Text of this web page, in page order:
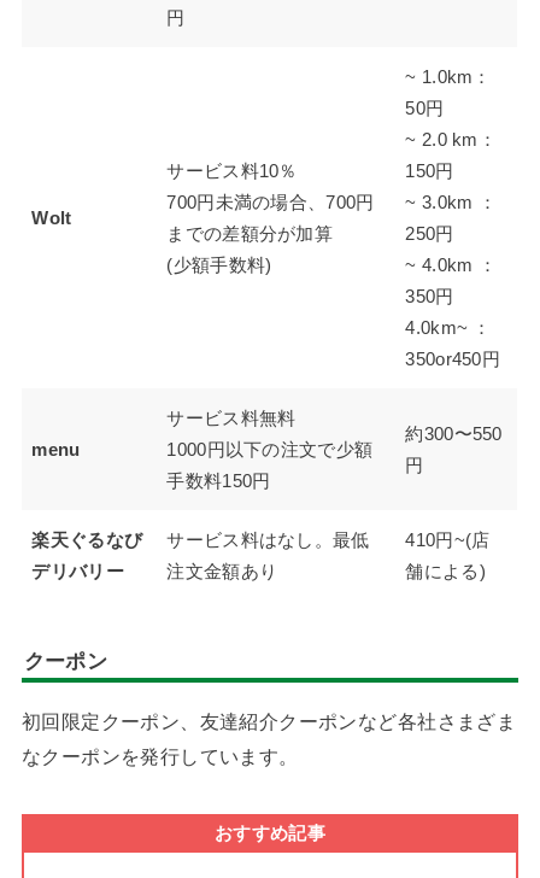
円
Wolt
サービス料10％
700円未満の場合、700円
までの差額分が加算
(少額手数料)
~ 1.0km：
50円
~ 2.0 km：
150円
~ 3.0km ：
250円
~ 4.0km ：
350円
4.0km~ ：
350or450円
menu
サービス料無料
1000円以下の注文で少額
手数料150円
約300〜550
円
楽天ぐるなび
デリバリー
サービス料はなし。最低
注文金額あり
410円~(店
舗による)
クーポン
初回限定クーポン、友達紹介クーポンなど各社さまざま
なクーポンを発行しています。
おすすめ記事